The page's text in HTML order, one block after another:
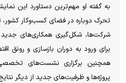
به گفته او مهم‌ترین دستاورد این
تحرک دوباره در فضای کسب‌وکار کشور،
شرکت‌ها، شکل‌گیری همکاری‌های جدید
برای ورود به دوران بازسازی و
پروژه‌ها و ظرفیت‌های جدید از دیگر